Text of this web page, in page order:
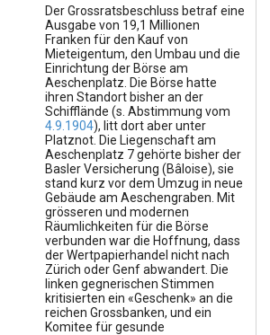
Der Grossratsbeschluss betraf eine
Ausgabe von 19,1 Millionen
Franken für den Kauf von
Mieteigentum, den Umbau und die
Einrichtung der Börse am
Aeschenplatz. Die Börse hatte
ihren Standort bisher an der
Schifflände (s. Abstimmung vom
4.9.1904), litt dort aber unter
Platznot. Die Liegenschaft am
Aeschenplatz 7 gehörte bisher der
Basler Versicherung (Bâloise), sie
stand kurz vor dem Umzug in neue
Gebäude am Aeschengraben. Mit
grösseren und modernen
Räumlichkeiten für die Börse
verbunden war die Hoffnung, dass
der Wertpapierhandel nicht nach
Zürich oder Genf abwandert. Die
linken gegnerischen Stimmen
kritisierten ein «Geschenk» an die
reichen Grossbanken, und ein
Komitee für gesunde